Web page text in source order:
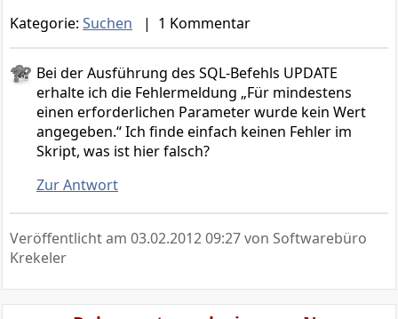
Kategorie: Suchen | 1 Kommentar
Bei der Ausführung des SQL-Befehls UPDATE
erhalte ich die Fehlermeldung „Für mindestens
einen erforderlichen Parameter wurde kein Wert
angegeben.“ Ich finde einfach keinen Fehler im
Skript, was ist hier falsch?
Zur Antwort
Veröffentlicht am 03.02.2012 09:27von Softwarebüro
Krekeler